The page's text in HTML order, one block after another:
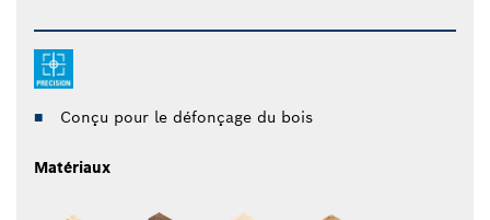
Conçu pour le défonçage du bois
Matériaux